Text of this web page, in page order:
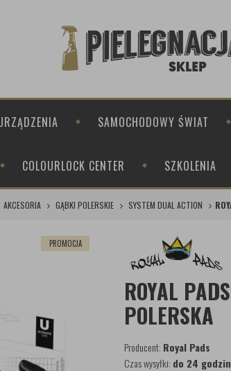
SAMOCHODOWY ŚWIAT
COLOURLOCK CENTER SZKOLENIA
AKCESORIA GĄBKI POLERSKIE SYSTEM DUAL ACTION
PROMOCJA
ROYAL
POLERSKA
Producent: Royal Pads
Czas wysyłki: do 24 godzin